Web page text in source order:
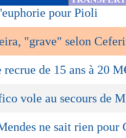
pour Pioli
"grave" selon
recrue de 15 ans à 20
vole au secours de
ne sait rien pour